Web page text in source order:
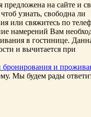
на сайте и
узнать, свободна ли
или свяжитесь по
намерений Вам
в гостинице.
и вычитается при
бронирования и
Мы будем рады